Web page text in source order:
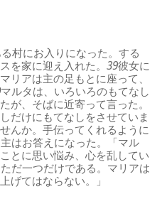
村にお入りになった。する
を家に迎え入れた。39彼女に
リアは主の足もとに座って、
マルタは、いろいろのもてなし
が、そばに近寄って言った。
だけにもてなしをさせていま
んか。手伝ってくれるように
主はお答えになった。「マル
とに思い悩み、心を乱してい
だ一つだけである。マリアは
げてはならない。」